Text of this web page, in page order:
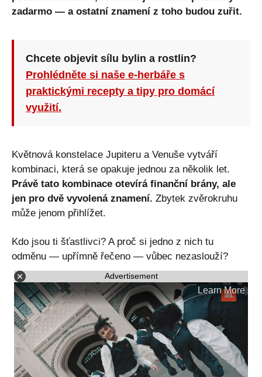
zadarmo — a ostatní znamení z toho budou zuřit.
Chcete objevit sílu bylin a rostlin?
Prohlédněte si naše e-herbáře s
praktickými recepty a tipy pro domácí
využití.
Květnová konstelace Jupiteru a Venuše vytváří
kombinaci, která se opakuje jednou za několik let.
Právě tato kombinace otevírá finanční brány, ale
jen pro dvě vyvolená znamení. Zbytek zvěrokruhu
může jenom přihlížet.
Kdo jsou ti šťastlivci? A proč si jedno z nich tu
odměnu — upřímně řečeno — vůbec nezaslouží?
Advertisement